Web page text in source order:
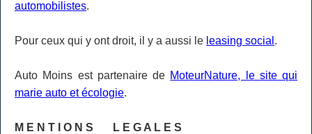
automobilistes.
Pour ceux qui y ont droit, il y a aussi le leasing social .
Auto Moins est partenaire de MoteurNature, le site qui
marie auto et écologie.
M E N T I O N S L E G A L E S